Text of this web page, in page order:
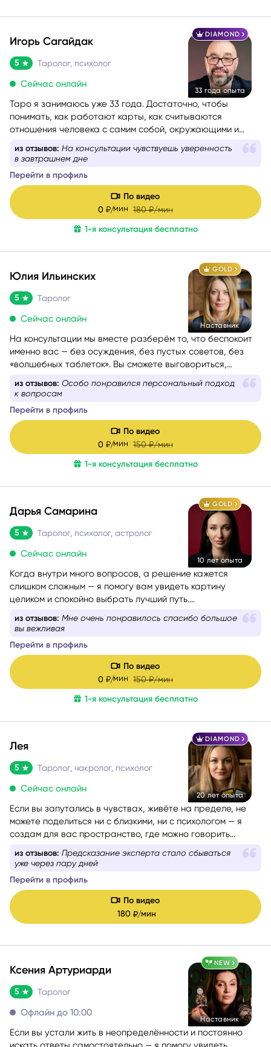
DIAMOND
33 года опыта
Игорь Сагайдак
5 Таролог, психолог
Сейчас онлайн
Таро я занимаюсь уже 33 года. Достаточно, чтобы
понимать, как работают карты, как считываются
отношения человека с самим собой, окружающими и
собеседника — бережно и с вниманием. Как
необходимости использую техники гармонизации
эмоционального состояния.Работаю с метафорическими
ассоциативными картами, позволяющими глубже
раскрыть беспокоящую ситуацию, найти ресурсы в себе
из отзывов: На консультации чувствуешь уверенность
в завтрашнем дне
Перейти в профиль
По видео
0 ₽/мин180 ₽/мин
1-я консультация бесплатно
GOLD
Наставник
Юлия Ильинских
5 Таролог
Сейчас онлайн
На консультации мы вместе разберём то, что беспокоит
именно вас — без осуждения, без пустых советов, без
«волшебных таблеток». Вы сможете выговориться,
услышать себя и понять, куда двигаться дальше. Если вам
сейчас тяжело, тревожно или вы просто запутались — я
вперёд.
Моя задача — мягко и бережно провести вас сквозь
сомнения, страхи и переживания, чтобы вы снова
почувствовали уверенность, спокойствие и любовь к
из отзывов: Все трактовки были понятными, а советы –
практическими
Перейти в профиль
По видео
0 ₽/мин150 ₽/мин
1-я консультация бесплатно
GOLD
10 лет опыта
Дарья Самарина
5 Таролог, психолог, астролог
Сейчас онлайн
Когда внутри много вопросов, а решение кажется
слишком сложным — я помогу вам увидеть картину
целиком и спокойно выбрать лучший путь.
помогая людям проходить сложные этапы жизни
из отзывов: Очень открытая живая приятная
Перейти в профиль
По видео
₽/мин150 ₽/мин
1-я консультация бесплатно
20 лет опыта
Если вы запутались в чувствах, живёте на пределе, не
можете поделиться ни с близкими, ни с психологом — я
создам для вас пространство, где можно говорить
откровенно. Без страха, осуждения и лишних слов.
Вместе мы разберём вашу ситуацию по частям,
посмотрим, где вы сейчас и куда двигаться дальше. Вы
уйдёте с ощущением ясности, внутренней поддержки и
конкретными ориентирами.
уже через пару дней
Перейти в профиль
По видео
180 ₽/мин
Наставник
Если вы устали жить в неопределённости и постоянно
искать ответы самостоятельно — я помогу увидеть